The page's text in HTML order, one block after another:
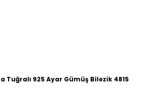
Tuğralı 925 Ayar Gümüş Bilezik 4815